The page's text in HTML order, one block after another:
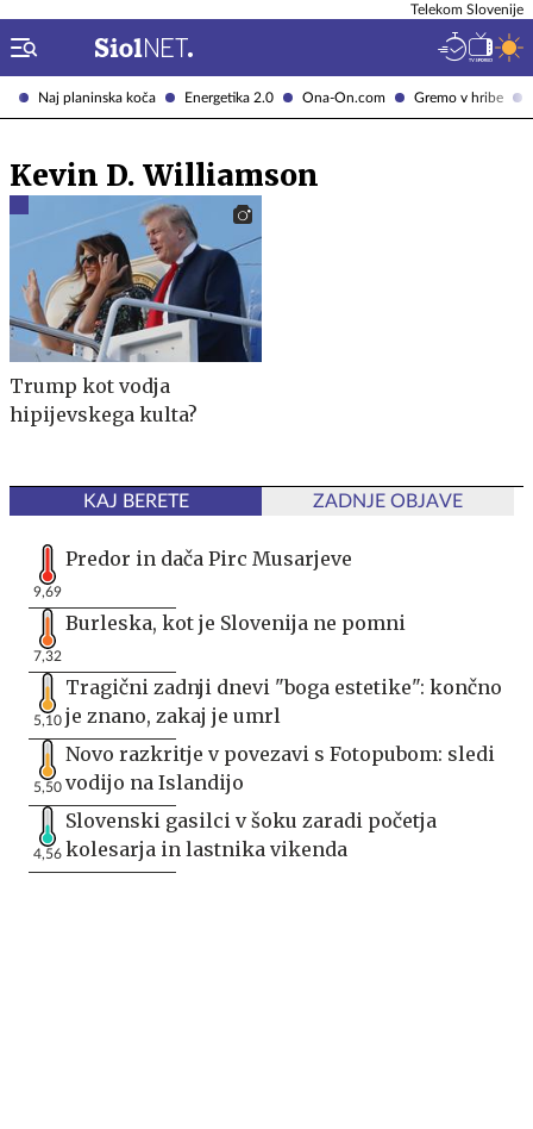
Naj planinska koča Energetika 2.0 Ona-On.com Gremo v hribe
Telekom Slovenije
Kevin D. Williamson
Trump kot vodja
hipijevskega kulta?
KAJ BERETE ZADNJE OBJAVE
9,69
Predor in dača Pirc Musarjeve
7,32
Burleska, kot je Slovenija ne pomni
5,10
Tragični zadnji dnevi "boga estetike": končno
je znano, zakaj je umrl
5,50
Novo razkritje v povezavi s Fotopubom: sledi
vodijo na Islandijo
4,56
Slovenski gasilci v šoku zaradi početja
kolesarja in lastnika vikenda